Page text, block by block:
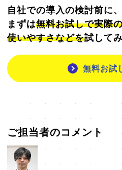
自社での導入の検討前に、
まずは無料お試しで実際
使いやすさなどを試して
無料お試
ご担当者のコメント